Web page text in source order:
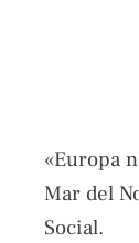
«Europa
Mar del
Social.